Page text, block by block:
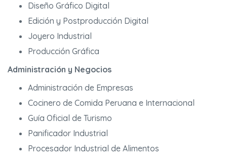
Diseño Gráfico Digital
Edición y Postproducción Digital
Joyero Industrial
Producción Gráfica
Administración y Negocios
Administración de Empresas
Cocinero de Comida Peruana e Internacional
Guía Oficial de Turismo
Panificador Industrial
Procesador Industrial de Alimentos